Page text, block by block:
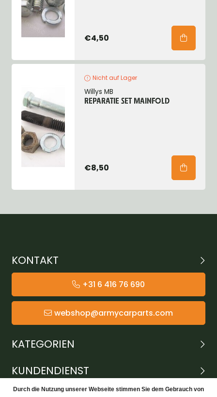
€4,50
Nicht auf Lager
Willys MB
REPARATIE SET MAINFOLD
€8,50
KONTAKT
+31 6 416 76 690
webshop@armycarparts.com
KATEGORIEN
KUNDENDIENST
Durch die Nutzung unserer Webseite stimmen Sie dem Gebrauch von